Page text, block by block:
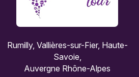
Rumilly, Vallières-sur-Fier, Haute-
Savoie,
Auvergne Rhône-Alpes